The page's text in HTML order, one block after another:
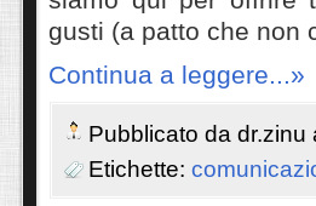
gusti (a patto che non
Continua a leggere...»
Pubblicato da dr.zinu
Etichette: